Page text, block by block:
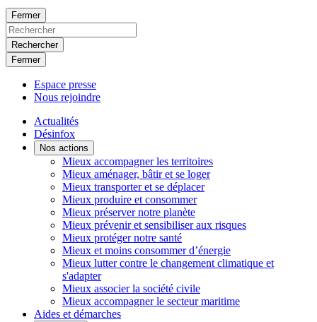
Fermer
Rechercher
Fermer
Espace presse
Nous rejoindre
Actualités
Désinfox
Nos actions
Mieux accompagner les territoires
Mieux aménager, bâtir et se loger
Mieux transporter et se déplacer
Mieux produire et consommer
Mieux préserver notre planète
Mieux prévenir et sensibiliser aux risques
Mieux protéger notre santé
Mieux et moins consommer d’énergie
Mieux lutter contre le changement climatique et
s'adapter
Mieux associer la société civile
Mieux accompagner le secteur maritime
Aides et démarches